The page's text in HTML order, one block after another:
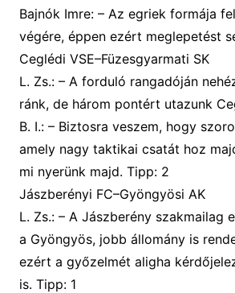
Bajnók Imre: – Az egriek formája
végére, éppen ezért meglepetést
Ceglédi VSE–Füzesgyarmati SK
L. Zs.: – A forduló rangadóján
ránk, de három pontért utazunk
B. I.: – Biztosra veszem, hogy
amely nagy taktikai csatát hoz
mi nyerünk majd. Tipp: 2
Jászberényi FC–Gyöngyösi AK
L. Zs.: – A Jászberény szakmailag
a Gyöngyös, jobb állomány is
ezért a győzelmét aligha
is. Tipp: 1